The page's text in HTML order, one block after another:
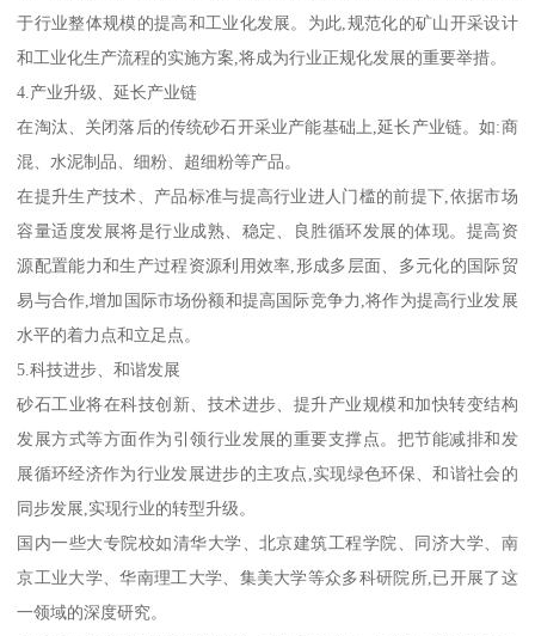
于行业整体规模的提高和工业化发展。为此,规范化的矿山开采设计
和工业化生产流程的实施方案,将成为行业正规化发展的重要举措。
4.产业升级、延长产业链
在淘汰、关闭落后的传统砂石开采业产能基础上,延长产业链。如:商
混、水泥制品、细粉、超细粉等产品。
在提升生产技术、产品标准与提高行业进人门槛的前提下,依据市场
容量适度发展将是行业成熟、稳定、良胜循环发展的体现。提高资
源配置能力和生产过程资源利用效率,形成多层面、多元化的国际贸
易与合作,增加国际市场份额和提高国际竞争力,将作为提高行业发展
水平的着力点和立足点。
5.科技进步、和谐发展
砂石工业将在科技创新、技术进步、提升产业规模和加快转变结构
发展方式等方面作为引领行业发展的重要支撑点。把节能减排和发
展循环经济作为行业发展进步的主攻点,实现绿色环保、和谐社会的
同步发展,实现行业的转型升级。
国内一些大专院校如清华大学、北京建筑工程学院、同济大学、南
京工业大学、华南理工大学、集美大学等众多科研院所,已开展了这
一领域的深度研究。